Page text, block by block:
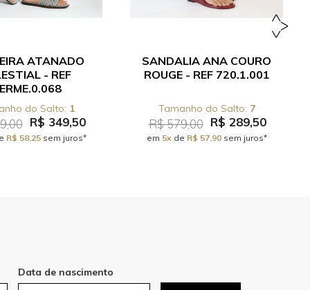
ATANADO
- REF
1
R$ 349,50
R$ 58,25sem juros*
SANDALIA ANA COURO
ROUGE - REF 720.1.001
7
R$ 579,00 R$ 289,50
em 5xde R$ 57,90sem juros*
Data de nascimento